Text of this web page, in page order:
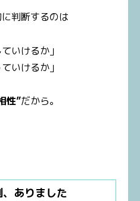
判断するのは
いけるか」
いけるか」
性”だから。
ありました